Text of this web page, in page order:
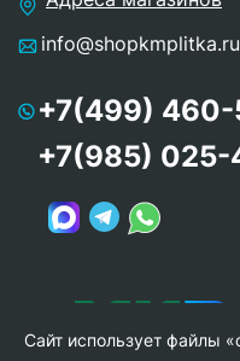
info@shopkmplitka.ru
+7(499) 460-
+7(985) 025-
Сайт использует файлы